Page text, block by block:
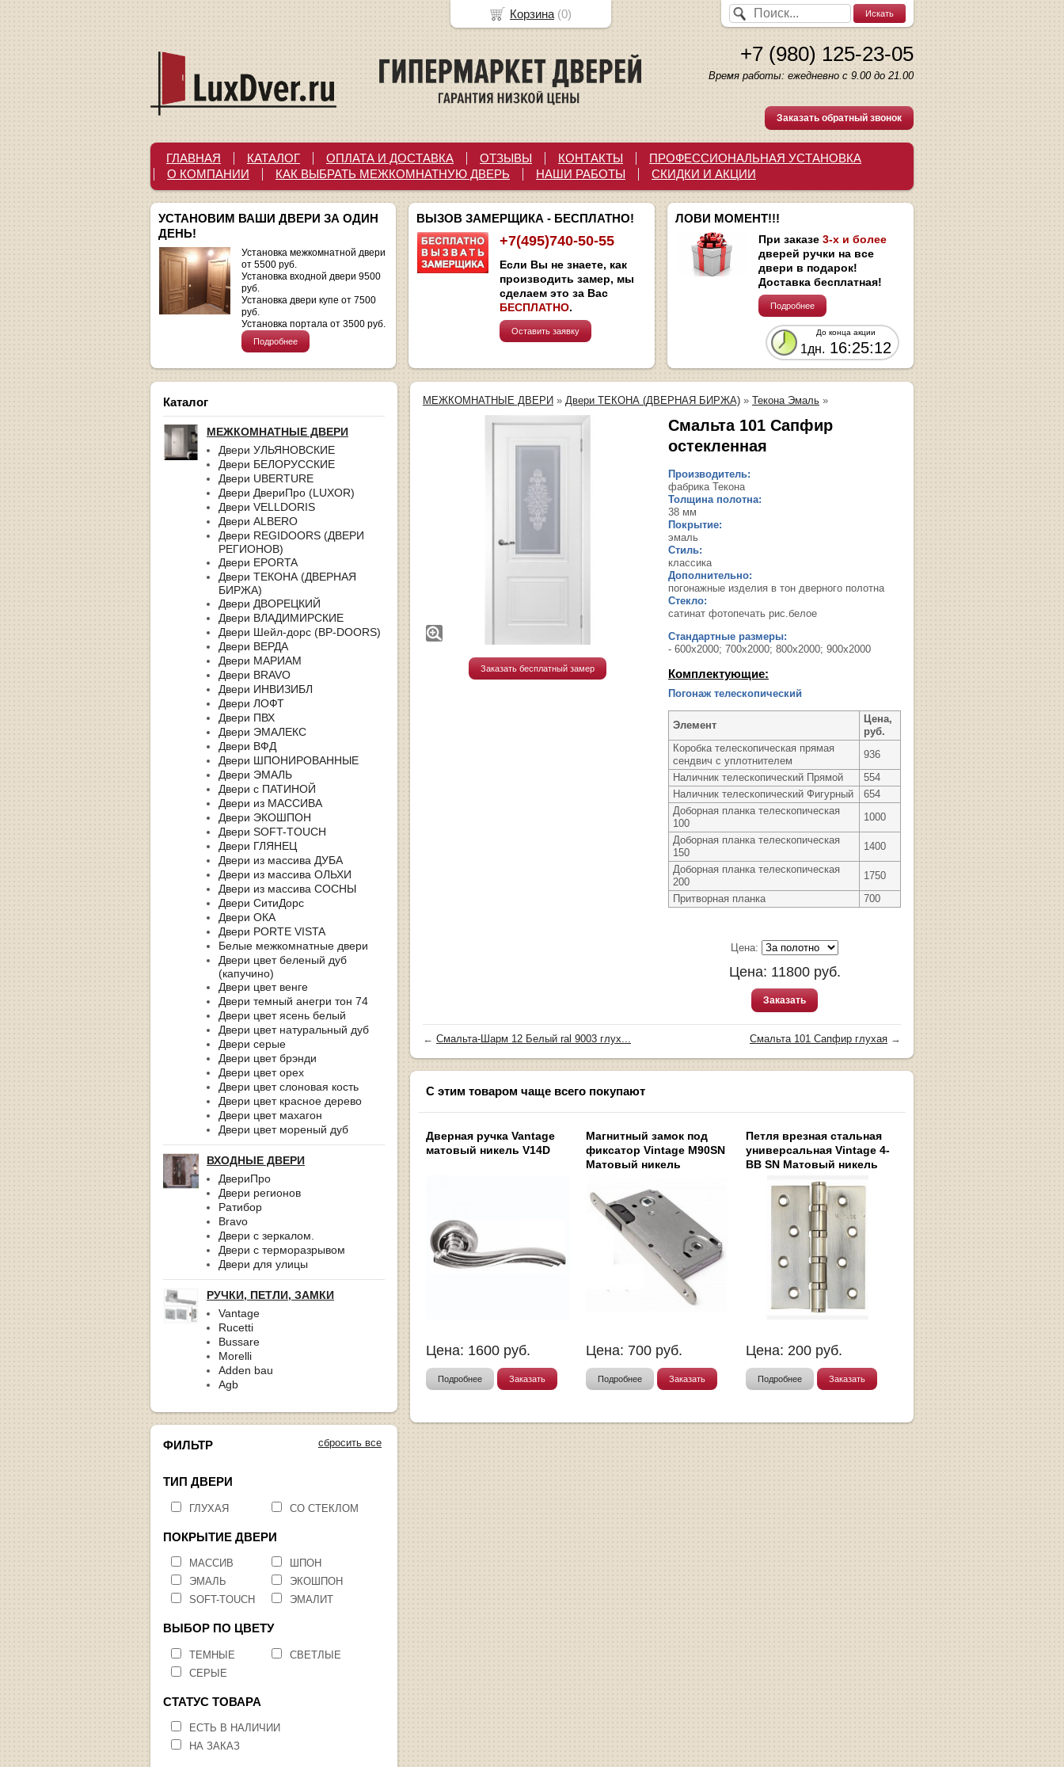
+7 (980) 125-23-05
Время работы: ежедневно с 9.00 до 21.00
Заказать обратный звонок
ГЛАВНАЯ КАТАЛОГ ОПЛАТА И ДОСТАВКА ОТЗЫВЫ КОНТАКТЫ
ПРОФЕССИОНАЛЬНАЯ УСТАНОВКА
О КОМПАНИИ
КАК ВЫБРАТЬ МЕЖКОМНАТНУЮ ДВЕРЬ НАШИ РАБОТЫ СКИДКИ И АКЦИИ
УСТАНОВИМ ВАШИ ДВЕРИ ЗА ОДИН
ДЕНЬ!
Установка межкомнатной двери
от 5500 руб.
Установка входной двери 9500
руб.
Установка двери купе от 7500
руб.
Установка портала от 3500 руб.
Подробнее
ВЫЗОВ ЗАМЕРЩИКА - БЕСПЛАТНО!
+7(495)740-50-55
Если Вы не знаете, как
производить замер, мы
сделаем это за Вас
БЕСПЛАТНО.
Оставить заявку
ЛОВИ МОМЕНТ!!!
При заказе 3-х и более
дверей ручки на все
двери в подарок!
Доставка бесплатная!
Подробнее
До конца акции
1дн. 16:25:11
Каталог
МЕЖКОМНАТНЫЕ ДВЕРИ
Двери УЛЬЯНОВСКИЕ
Двери БЕЛОРУССКИЕ
Двери UBERTURE
Двери ДвериПро (LUXOR)
Двери VELLDORIS
Двери ALBERO
Двери REGIDOORS (ДВЕРИ
РЕГИОНОВ)
Двери EPORTA
Двери ТЕКОНА (ДВЕРНАЯ
БИРЖА)
Двери ДВОРЕЦКИЙ
Двери ВЛАДИМИРСКИЕ
Двери Шейл-дорс (BP-DOORS)
Двери ВЕРДА
Двери МАРИАМ
Двери BRAVO
Двери ИНВИЗИБЛ
Двери ЛОФТ
Двери ПВХ
Двери ЭМАЛЕКС
Двери ВФД
Двери ШПОНИРОВАННЫЕ
Двери ЭМАЛЬ
Двери с ПАТИНОЙ
Двери из МАССИВА
Двери ЭКОШПОН
Двери SOFT-TOUCH
Двери ГЛЯНЕЦ
Двери из массива ДУБА
Двери из массива ОЛЬХИ
Двери из массива СОСНЫ
Двери СитиДорс
Двери ОКА
Двери PORTE VISTA
Белые межкомнатные двери
Двери цвет беленый дуб
(капучино)
Двери цвет венге
Двери темный анегри тон 74
Двери цвет ясень белый
Двери цвет натуральный дуб
Двери серые
Двери цвет брэнди
Двери цвет орех
Двери цвет слоновая кость
Двери цвет красное дерево
Двери цвет махагон
Двери цвет мореный дуб
ВХОДНЫЕ ДВЕРИ
ДвериПро
Двери регионов
Ратибор
Bravo
Двери с зеркалом.
Двери с терморазрывом
Двери для улицы
РУЧКИ, ПЕТЛИ, ЗАМКИ
Vantage
Rucetti
Bussare
Morelli
Adden bau
Agb
сбросить все
ФИЛЬТР
ТИП ДВЕРИ
ГЛУХАЯ СО СТЕКЛОМ
ПОКРЫТИЕ ДВЕРИ
МАССИВ
ШПОН
ЭМАЛЬ
ЭКОШПОН
SOFT-TOUCH
ЭМАЛИТ
ВЫБОР ПО ЦВЕТУ
ТЕМНЫЕ
СВЕТЛЫЕ
СЕРЫЕ
СТАТУС ТОВАРА
ЕСТЬ В НАЛИЧИИ
НА ЗАКАЗ
МЕЖКОМНАТНЫЕ ДВЕРИ » Двери ТЕКОНА (ДВЕРНАЯ БИРЖА) » Текона Эмаль »
Заказать бесплатный замер
Смальта 101 Сапфир
остекленная
Производитель:
фабрика Текона
Толщина полотна:
38 мм
Покрытие:
эмаль
Стиль:
классика
Дополнительно:
погонажные изделия в тон дверного полотна
Стекло:
сатинат фотопечать рис.белое
Стандартные размеры:
- 600х2000; 700х2000; 800х2000; 900х2000
Комплектующие:
Погонаж телескопический
Элемент
Цена,
руб.
Коробка телескопическая прямая
сендвич с уплотнителем
936
Наличник телескопический Прямой
554
Наличник телескопический Фигурный
654
Доборная планка телескопическая
100
1000
Доборная планка телескопическая
150
1400
Доборная планка телескопическая
200
1750
Притворная планка
700
Цена:
Цена: 11800руб.
Заказать
← Смальта-Шарм 12 Белый ral 9003 глух... Смальта 101 Сапфир глухая →
С этим товаром чаще всего покупают
Дверная ручка Vantage
матовый никель V14D
Цена: 1600 руб.
Подробнее Заказать
Магнитный замок под
фиксатор Vintage M90SN
Матовый никель
Цена: 700 руб.
Подробнее Заказать
Петля врезная стальная
универсальная Vintage 4-
BB SN Матовый никель
Цена: 200 руб.
Подробнее Заказать
Корзина (0)